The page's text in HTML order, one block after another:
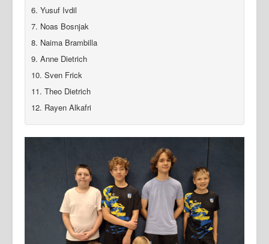
6. Yusuf Ivdil
7. Noas Bosnjak
8. Naima Brambilla
9. Anne Dietrich
10. Sven Frick
11. Theo Dietrich
12. Rayen Alkafri